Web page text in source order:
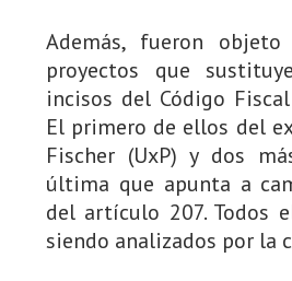
Además, fueron
proyectos que
incisos del Código
El primero de ellos del
Fischer (UxP) y dos
última que apunta a
del artículo 207. Todos
siendo analizados por la